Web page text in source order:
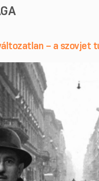
– a